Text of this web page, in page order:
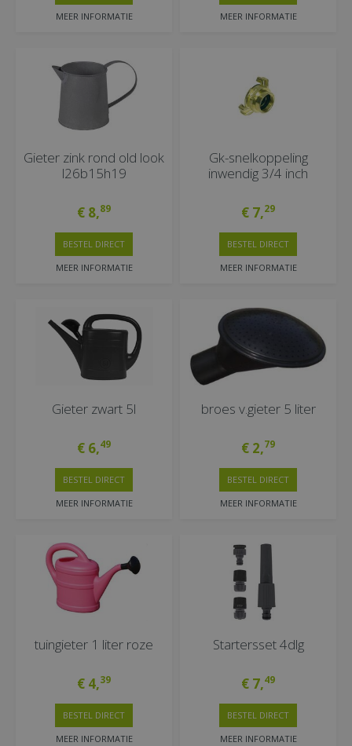
MEER INFORMATIE MEER INFORMATIE
Gieter zink rond old look
l26b15h19
€ 8,89
MEER INFORMATIE
BESTEL DIRECT
Gk-snelkoppeling
inwendig 3/4 inch
€ 7,29
MEER INFORMATIE
BESTEL DIRECT
Gieter zwart 5l
€ 6,49
MEER INFORMATIE
BESTEL DIRECT
broes v.gieter 5 liter
€ 2,79
MEER INFORMATIE
BESTEL DIRECT
tuingieter 1 liter roze
€ 4,39
MEER INFORMATIE
BESTEL DIRECT
Startersset 4dlg
€ 7,49
MEER INFORMATIE
BESTEL DIRECT